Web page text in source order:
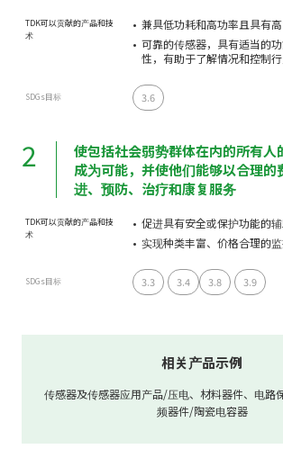
TDK可以贡献的产品和技
术
兼具低功耗和高功率且具有
可靠的传感器，具有适当的
性，有助于了解情况和控制
SDGs目标 3.6
2
使包括社会弱势群体在内的所有人
成为可能，并使他们能够以合理的
进、预防、治疗和康复服务
TDK可以贡献的产品和技
术
促进具有安全或保护功能的
实现种类丰富、价格合理的
SDGs目标 3.3 3.4 3.8 3.9
相关产品示例
传感器及传感器应用产品/压电、材料器件、电路
频器件/陶瓷电容器